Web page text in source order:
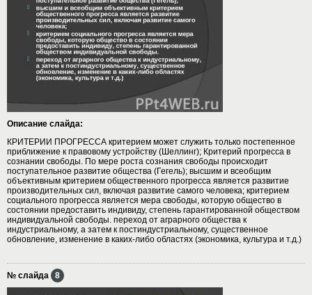
Описание слайда:
КРИТЕРИИ ПРОГРЕССА критерием может служить только постепенное
приближение к правовому устройству (Шеллинг); Критерий прогресса в
сознании свободы. По мере роста сознания свободы происходит
поступательное развитие общества (Гегель); высшим и всеобщим
объективным критерием общественного прогресса является развитие
производительных сил, включая развитие самого человека; критерием
социального прогресса является мера свободы, которую общество в
состоянии предоставить индивиду, степень гарантированной обществом
индивидуальной свободы. переход от аграрного общества к
индустриальному, а затем к постиндустриальному, существенное
обновление, изменение в каких-либо областях (экономика, культура и т.д.)
№ слайда 8